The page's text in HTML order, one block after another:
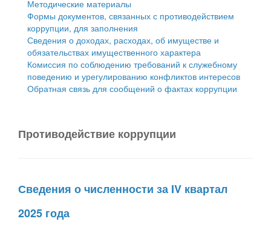
Собрание депутатов
Городское поселение
Сельские поселения
Методические материалы
Формы документов, связанных с противодействием
коррупции, для заполнения
Сведения о доходах, расходах, об имуществе и
обязательствах имущественного характера
Комиссия по соблюдению требований к служебному
поведению и урегулированию конфликтов интересов
Обратная связь для сообщений о фактах коррупции
Противодействие коррупции
Сведения о численности за IV квартал
2025 года